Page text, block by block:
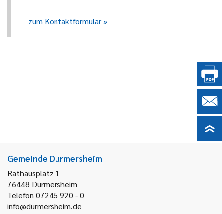
zum Kontaktformular
Gemeinde Durmersheim
Rathausplatz 1
76448 Durmersheim
Telefon 07245 920 - 0
info@durmersheim.de